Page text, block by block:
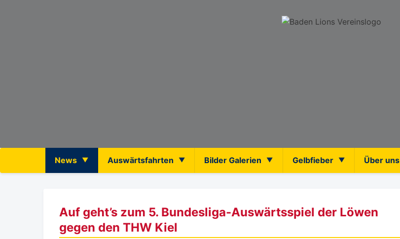
News Auswärtsfahrten Bilder Galerien Gelbfieber Über uns
Auf geht’s zum 5. Bundesliga-Auswärtsspiel der Löwen
gegen den THW Kiel